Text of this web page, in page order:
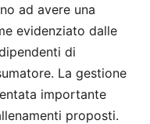
ad avere una
evidenziato dalle
di
La gestione
importante
proposti.